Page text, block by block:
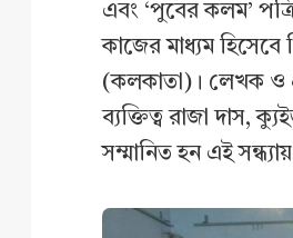
এবং ‘পুবের কলম’
কাজের মাধ্যম হিসেবে
(কলকাতা)। লেখক ও
ব্যক্তিত্ব রাজা দাস,
সম্মানিত হন এই